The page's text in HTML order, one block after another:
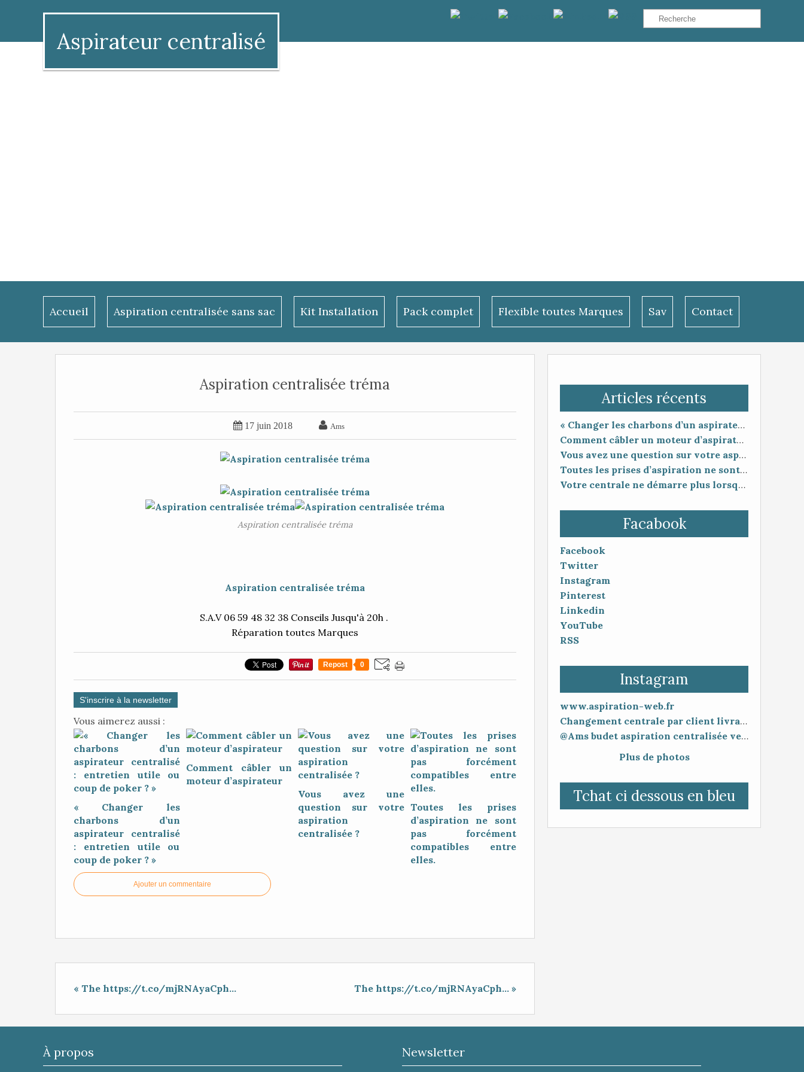
Aspirateur centralisé
Accueil Aspiration centralisée sans sac Kit Installation Pack complet Flexible toutes Marques Sav Contact
Articles récents
« Changer les charbons d’un aspirateur centralisé : entretien utile ou coup de poker ? »
Comment câbler un moteur d’aspirateur
Vous avez une question sur votre aspiration centralisée ?
Toutes les prises d’aspiration ne sont pas forcément compatibles entre elles.
Votre centrale ne démarre plus lorsque vous branchez le flexible ?
Facabook
Facebook
Twitter
Instagram
Pinterest
Linkedin
YouTube
RSS
Instagram
www.aspiration-web.fr
Changement centrale par client livraison 48h mise en service 30 minutes
@Ams budet aspiration centralisée vente en ligne www.aspiration-web.fr
Plus de photos
Tchat ci dessous en bleu
Aspiration centralisée tréma
 17 juin 2018  Ams
Aspiration centralisée tréma
Aspiration centralisée tréma
S.A.V 06 59 48 32 38 Conseils Jusqu'à 20h .
Réparation toutes Marques
Repost 0
S'inscrire à la newsletter
Vous aimerez aussi :
« Changer les
charbons d’un
aspirateur centralisé
: entretien utile ou
coup de poker ? »
Comment câbler un
moteur d’aspirateur
Vous avez une
question sur votre
aspiration
centralisée ?
Toutes les prises
d’aspiration ne sont
pas forcément
compatibles entre
elles.
Ajouter un commentaire
« The https://t.co/mjRNAyaCph... The https://t.co/mjRNAyaCph... »
À propos Newsletter